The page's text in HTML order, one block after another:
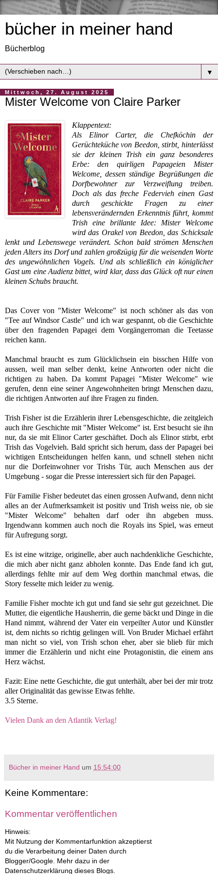
bücher in meiner hand
Bücherblog
▼
Mittwoch, 27. August 2025
Mister Welcome von Claire Parker
Klappentext:
Als Elinor Carter, die Chefköchin der
Gerüchteküche von Beedon, stirbt, hinterlässt
sie der kleinen Trish ein ganz besonderes
Erbe: den quirligen Papageien Mister
Welcome, dessen ständige Begrüßungen die
Dorfbewohner zur Verzweiflung treiben.
Doch als das freche Federvieh einen Gast
durch geschickte Fragen zu einer
lebensverändernden Erkenntnis führt, kommt
Trish eine brillante Idee: Mister Welcome
wird das Orakel von Beedon, das Schicksale
lenkt und Lebenswege verändert. Schon bald strömen Menschen
jeden Alters ins Dorf und zahlen großzügig für die weisenden Worte
des ungewöhnlichen Vogels. Und als schließlich ein königlicher
Gast um eine Audienz bittet, wird klar, dass das Glück oft nur einen
kleinen Schubs braucht.
Das Cover von "Mister Welcome" ist noch schöner als das von
"Tee auf Windsor Castle" und ich war gespannt, ob die Geschichte
über den fragenden Papagei dem Vorgängerroman die Teetasse
reichen kann.
Manchmal braucht es zum Glücklichsein ein bisschen Hilfe von
aussen, weil man selber denkt, keine Antworten oder nicht die
richtigen zu haben. Da kommt Papagei "Mister Welcome" wie
gerufen, denn eine seiner Angewohnheiten bringt Menschen dazu,
die richtigen Antworten auf ihre Fragen zu finden.
Trish Fisher ist die Erzählerin ihrer Lebensgeschichte, die zeitgleich
auch ihre Geschichte mit "Mister Welcome" ist. Erst besucht sie ihn
nur, da sie mit Elinor Carter geschäftet. Doch als Elinor stirbt, erbt
Trish das Vogelvieh. Bald spricht sich herum, dass der Papagei bei
wichtigen Entscheidungen helfen kann, und schnell stehen nicht
nur die Dorfeinwohner vor Trishs Tür, auch Menschen aus der
Umgebung - sogar die Presse interessiert sich für den Papagei.
Für Familie Fisher bedeutet das einen grossen Aufwand, denn nicht
alles an der Aufmerksamkeit ist positiv und Trish weiss nie, ob sie
"Mister Welcome" behalten darf oder ihn abgeben muss.
Irgendwann kommen auch noch die Royals ins Spiel, was erneut
für Aufregung sorgt.
Es ist eine witzige, originelle, aber auch nachdenkliche Geschichte,
die mich aber nicht ganz abholen konnte. Das Ende fand ich gut,
allerdings fehlte mir auf dem Weg dorthin manchmal etwas, die
Story fesselte mich leider zu wenig.
Familie Fisher mochte ich gut und fand sie sehr gut gezeichnet. Die
Mutter, die eigentliche Hausherrin, die gerne bäckt und Dinge in die
Hand nimmt, während der Vater ein verpeilter Autor und Künstler
ist, dem nichts so richtig gelingen will. Von Bruder Michael erfährt
man nicht so viel, von Trish schon eher, aber sie blieb für mich
immer die Erzählerin und nicht eine Protagonistin, die einem ans
Herz wächst.
Fazit: Eine nette Geschichte, die gut unterhält, aber bei der mir trotz
aller Originalität das gewisse Etwas fehlte.
3.5 Sterne.
Vielen Dank an den Atlantik Verlag!
Bücher in meiner Hand um 15:54:00
Keine Kommentare:
Kommentar veröffentlichen
Hinweis:
Mit Nutzung der Kommentarfunktion akzeptierst
du die Verarbeitung deiner Daten durch
Blogger/Google. Mehr dazu in der
Datenschutzerklärung dieses Blogs.